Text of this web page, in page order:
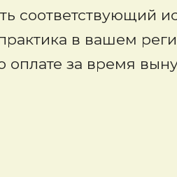
соответствующий
в вашем
оплате за время